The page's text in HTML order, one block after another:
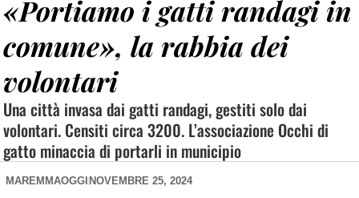
«Portiamo i gatti randagi in
comune», la rabbia dei
volontari
Una città invasa dai gatti randagi, gestiti solo dai
volontari. Censiti circa 3200. L’associazione Occhi di
gatto minaccia di portarli in municipio
MAREMMAOGGI NOVEMBRE 25, 2024